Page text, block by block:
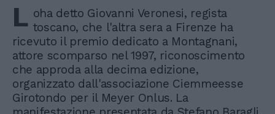
L oha detto Giovanni Veronesi, regista
toscano, che l'altra sera a Firenze ha
ricevuto il premio dedicato a Montagnani,
attore scomparso nel 1997, riconoscimento
che approda alla decima edizione,
organizzato dall'associazione Ciemmeesse
Girotondo per il Meyer Onlus. La